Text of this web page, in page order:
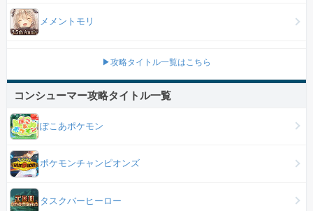
メメントモリ
▶攻略タイトル一覧はこちら
コンシューマー攻略タイトル一覧
ぽこあポケモン
ポケモンチャンピオンズ
タスクバーヒーロー